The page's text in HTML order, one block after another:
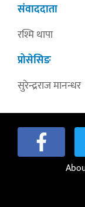
संवाददाता
रश्मि थापा
प्रोसेसिङ
सुरेन्द्रराज मानन्धर